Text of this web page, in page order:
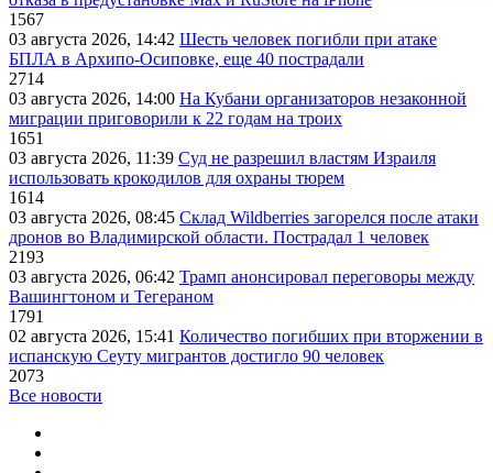
1567
03 августа 2026, 14:42 Шесть человек погибли при атаке
БПЛА в Архипо-Осиповке, еще 40 пострадали
2714
03 августа 2026, 14:00 На Кубани организаторов незаконной
миграции приговорили к 22 годам на троих
1651
03 августа 2026, 11:39 Суд не разрешил властям Израиля
использовать крокодилов для охраны тюрем
1614
03 августа 2026, 08:45 Склад Wildberries загорелся после атаки
дронов во Владимирской области. Пострадал 1 человек
2193
03 августа 2026, 06:42 Трамп анонсировал переговоры между
Вашингтоном и Тегераном
1791
02 августа 2026, 15:41 Количество погибших при вторжении в
испанскую Сеуту мигрантов достигло 90 человек
2073
Все новости